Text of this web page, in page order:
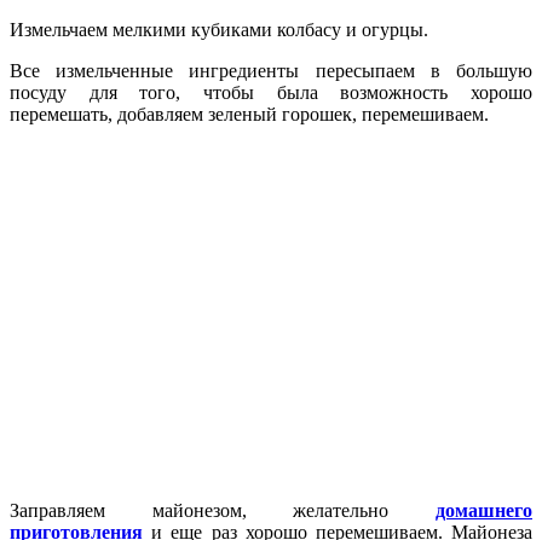
Измельчаем мелкими кубиками колбасу и огурцы.
Все измельченные ингредиенты пересыпаем в большую
посуду для того, чтобы была возможность хорошо
перемешать, добавляем зеленый горошек, перемешиваем.
Заправляем майонезом, желательно домашнего
приготовления и еще раз хорошо перемешиваем. Майонеза